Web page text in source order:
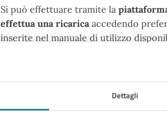
Dettagli
Si può effettuare tramite la
effettua una ricaricaaccedendo
inserite nel manuale di utilizzo
Manuale di utilizzo PagoPa
Manuale di utilizzo PagoPa - Albanese - SQ